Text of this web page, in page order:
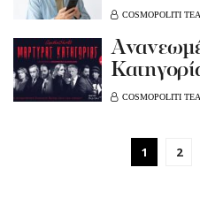
COSMOPOLITI
COSMOPOLITI
1 2